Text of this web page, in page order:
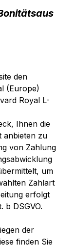
den
(Europe)
Royal L-
Ihnen die
anbieten zu
von Zahlung
um
Zahlart
erfolgt
b DSGVO.
der
finden Sie